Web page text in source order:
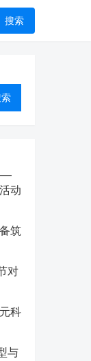
搜索
动
筑
对
科
与